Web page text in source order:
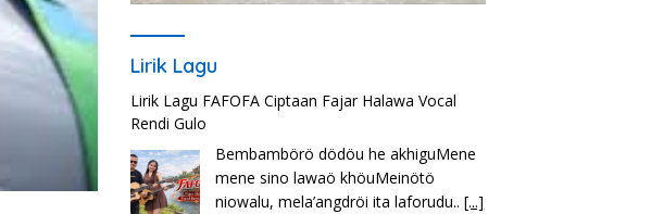
Lirik Lagu
Lirik Lagu FAFOFA Ciptaan Fajar Halawa Vocal
Rendi Gulo
Bembambörö dödöu he akhiguMene
mene sino lawaö khöuMeinötö
niowalu, mela’angdröi ita laforudu..[...]